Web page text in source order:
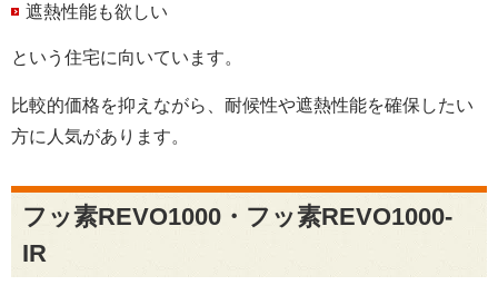
遮熱性能も欲しい
という住宅に向いています。
比較的価格を抑えながら、耐候性や遮熱性能を確保したい
方に人気があります。
フッ素REVO1000・フッ素REVO1000-
IR